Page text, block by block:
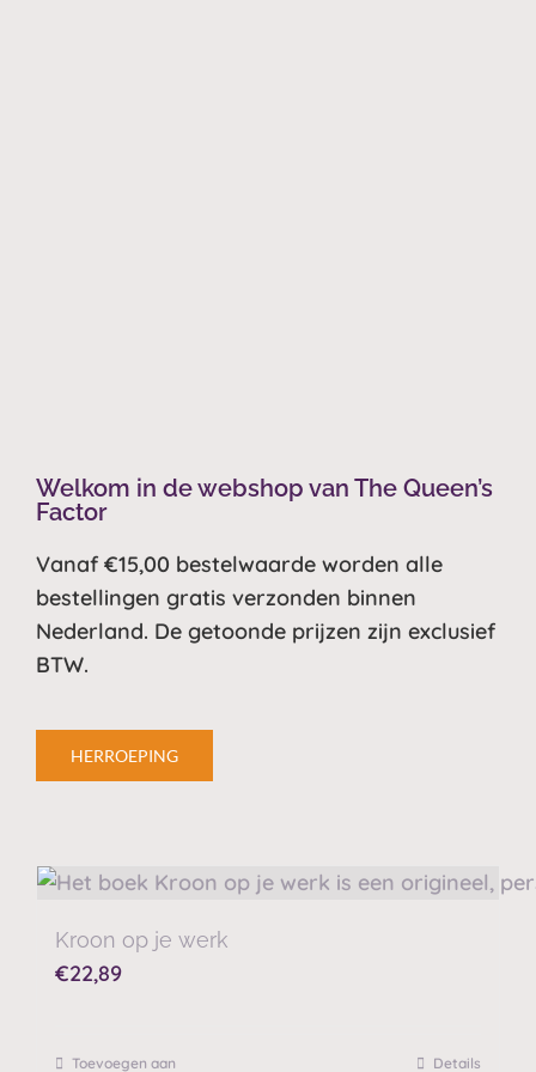
Welkom in de webshop van The Queen’s
Factor
Vanaf €15,00 bestelwaarde worden alle
bestellingen gratis verzonden binnen
Nederland. De getoonde prijzen zijn exclusief
BTW.
HERROEPING
Kroon op je werk
€22,89
Toevoegen aan Details